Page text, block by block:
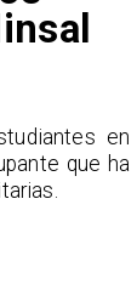
en
que ha